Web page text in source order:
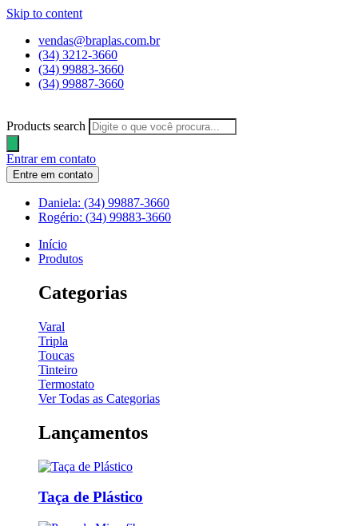
Skip to content
vendas@braplas.com.br
(34) 3212-3660
(34) 99883-3660
(34) 99887-3660
Products search
Entrar em contato
Entre em contato
Daniela: (34) 99887-3660
Rogério: (34) 99883-3660
Início
Produtos
Categorias
Varal
Tripla
Toucas
Tinteiro
Termostato
Ver Todas as Categorias
Lançamentos
Taça de Plástico